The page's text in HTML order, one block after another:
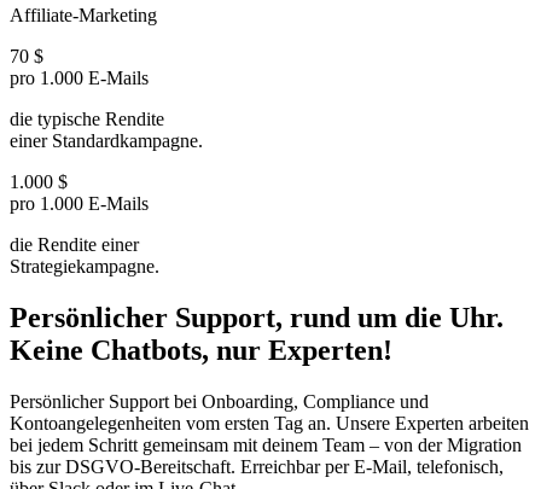
Affiliate-Marketing
70 $
pro 1.000 E-Mails
die typische Rendite
einer Standardkampagne.
1.000 $
pro 1.000 E-Mails
die Rendite einer
Strategiekampagne.
Persönlicher Support, rund um die Uhr.
Keine Chatbots, nur Experten!
Persönlicher Support bei Onboarding, Compliance und
Kontoangelegenheiten vom ersten Tag an. Unsere Experten arbeiten
bei jedem Schritt gemeinsam mit deinem Team – von der Migration
bis zur DSGVO-Bereitschaft. Erreichbar per E-Mail, telefonisch,